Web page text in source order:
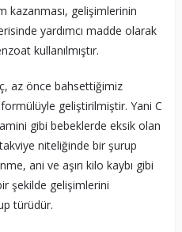
kazanması, gelişimlerinin
yardımcı madde olarak
kullanılmıştır.
az önce bahsettiğimiz
geliştirilmiştir. Yani C
gibi bebeklerde eksik olan
niteliğinde bir şurup
ani ve aşırı kilo kaybı gibi
şekilde gelişimlerini
türüdür.